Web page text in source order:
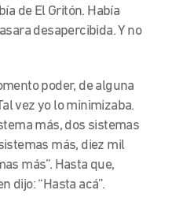
de El Gritón. Había
desapercibida. Y no
poder, de alguna
vez yo lo minimizaba.
más, dos sistemas
más, diez mil
más”. Hasta que,
dijo: “Hasta acá”.